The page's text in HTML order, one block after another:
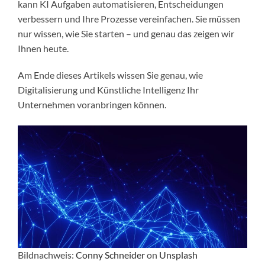
kann KI Aufgaben automatisieren, Entscheidungen
verbessern und Ihre Prozesse vereinfachen. Sie müssen
nur wissen, wie Sie starten – und genau das zeigen wir
Ihnen heute.
Am Ende dieses Artikels wissen Sie genau, wie
Digitalisierung und Künstliche Intelligenz Ihr
Unternehmen voranbringen können.
Bildnachweis: Conny Schneideron Unsplash